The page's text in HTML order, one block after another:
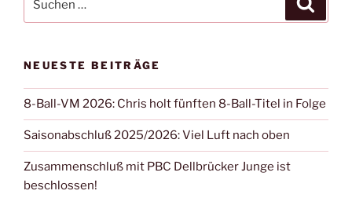
nach:
NEUESTE BEITRÄGE
8-Ball-VM 2026: Chris holt fünften 8-Ball-Titel in Folge
Saisonabschluß 2025/2026: Viel Luft nach oben
Zusammenschluß mit PBC Dellbrücker Junge ist
beschlossen!